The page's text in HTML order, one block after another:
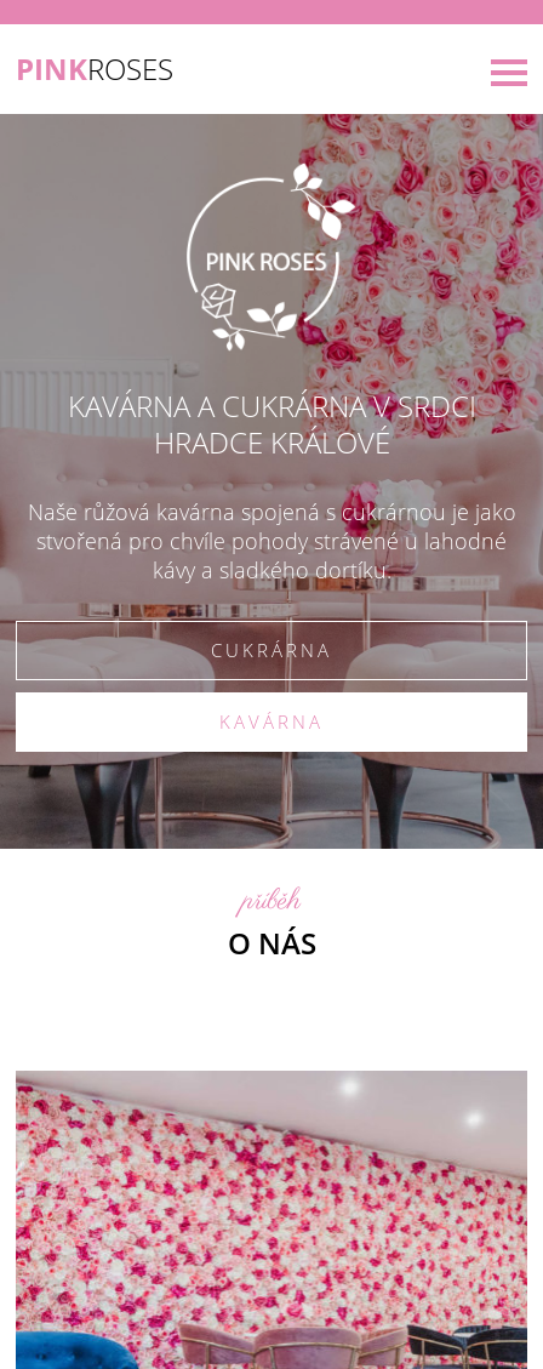
PINKROSES
KAVÁRNA A CUKRÁRNA V SRDCI
HRADCE KRÁLOVÉ
Naše růžová kavárna spojená s cukrárnou je jako
stvořená pro chvíle pohody strávené u lahodné
kávy a sladkého dortíku.
CUKRÁRNA
KAVÁRNA
příběh
O NÁS